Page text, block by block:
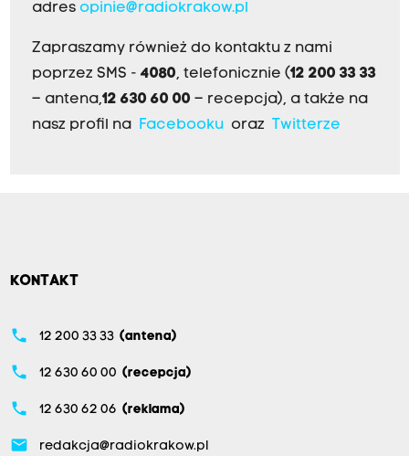
adres opinie@radiokrakow.pl
Zapraszamy również do kontaktu z nami
poprzez SMS - 4080, telefonicznie (12 200 33 33
– antena,12 630 60 00 – recepcja), a także na
nasz profil na
Facebookuoraz Twitterze
KONTAKT
phone 12 200 33 33 (antena)
phone 12 630 60 00 (recepcja)
phone 12 630 62 06 (reklama)
email redakcja@radiokrakow.pl